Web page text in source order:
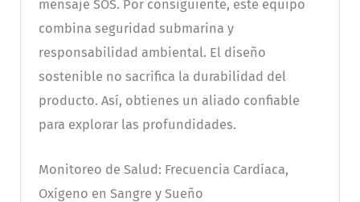
mensaje SOS. Por consiguiente, este equipo
combina seguridad submarina y
responsabilidad ambiental. El diseño
sostenible no sacrifica la durabilidad del
producto. Así, obtienes un aliado confiable
para explorar las profundidades.
Monitoreo de Salud: Frecuencia Cardíaca,
Oxígeno en Sangre y Sueño